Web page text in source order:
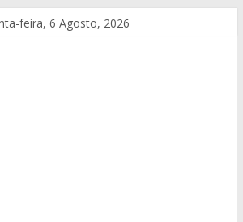
feira, 6 Agosto, 2026